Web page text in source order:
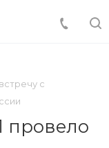
с
провело